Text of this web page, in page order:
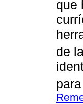
que
de